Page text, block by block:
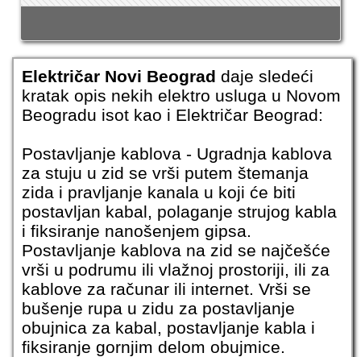
Električar Novi Beograd daje sledeći
kratak opis nekih elektro usluga u Novom
Beogradu isot kao i Električar Beograd:
Postavljanje kablova - Ugradnja kablova
za stuju u zid se vrši putem štemanja
zida i pravljanje kanala u koji će biti
postavljan kabal, polaganje strujog kabla
i fiksiranje nanošenjem gipsa.
Postavljanje kablova na zid se najčešće
vrši u podrumu ili vlažnoj prostoriji, ili za
kablove za računar ili internet. Vrši se
bušenje rupa u zidu za postavljanje
obujnica za kabal, postavljanje kabla i
fiksiranje gornjim delom obujmice.